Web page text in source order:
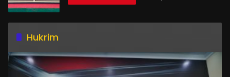
Hukrim